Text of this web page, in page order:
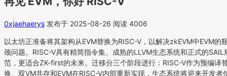
0xjaehaerys 发布于 2025-08-26 阅读 4006
以太坊正准备将其架构从EVM替换为RISC-V，以解决zkEVM中EVM的
颈问题。RISC-V具有精简指令集、成熟的LLVM生态系统和正式的SAIL
范，更适合ZK-first的未来。迁移分三个阶段进行：RISC-V作为预编译
换、双VM共存和EVM在RISC-V内部重新实现，生态系统将迎来开发者